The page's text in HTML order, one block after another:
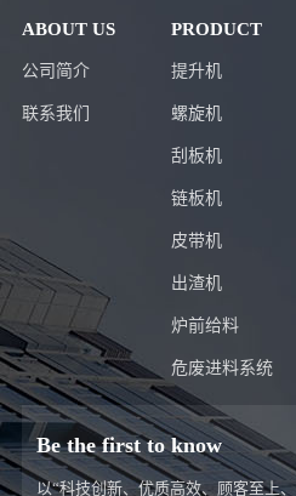
ABOUT US
公司简介
联系我们
PRODUCT
提升机
螺旋机
刮板机
链板机
皮带机
出渣机
炉前给料
危废进料系统
Be the first to know
以“科技创新、优质高效、顾客至上